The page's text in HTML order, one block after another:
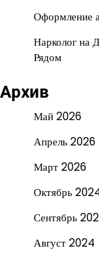
Оформление
Нарколог на
Рядом
Архив
Май 2026
Апрель 2026
Март 2026
Октябрь
Сентябрь
Август 2024